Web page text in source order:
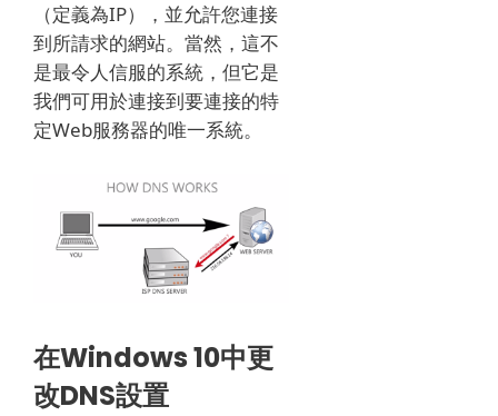
（定義為IP），並允許您連接
到所請求的網站。 當然，這不
是最令人信服的系統，但它是
我們可用於連接到要連接的特
定Web服務器的唯一系統。
在Windows 10中更
改DNS設置